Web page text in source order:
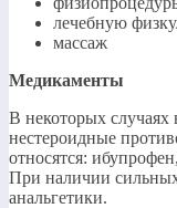
лечебную
массаж
Медикаменты
В некоторых случаях
нестероидные
относятся:
При наличии
анальгетики.